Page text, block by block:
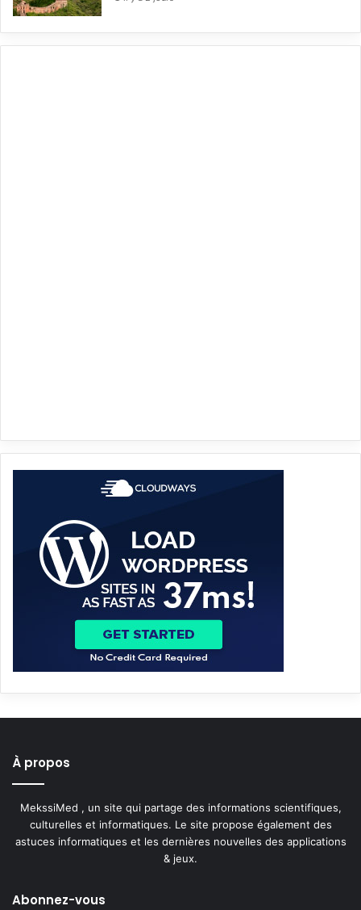
À propos
MekssiMed , un site qui partage des informations scientifiques,
culturelles et informatiques. Le site propose également des
astuces informatiques et les dernières nouvelles des applications
& jeux.
Abonnez-vous